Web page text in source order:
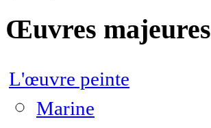
Œuvres majeures
L'œuvre peinte
Marine